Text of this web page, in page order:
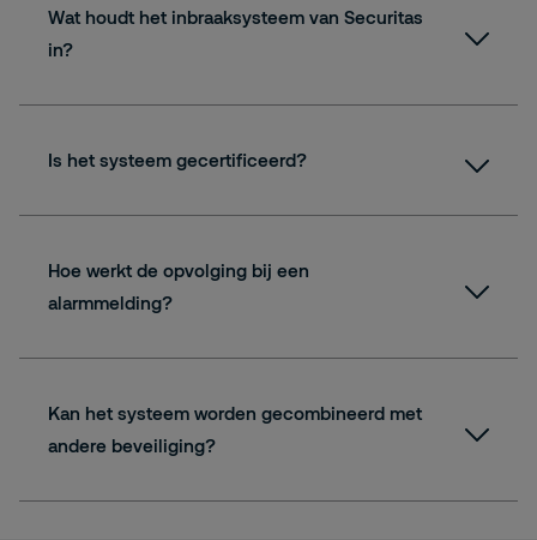
Wat houdt het inbraaksysteem van Securitas
in?
Is het systeem gecertificeerd?
Hoe werkt de opvolging bij een
alarmmelding?
Kan het systeem worden gecombineerd met
andere beveiliging?